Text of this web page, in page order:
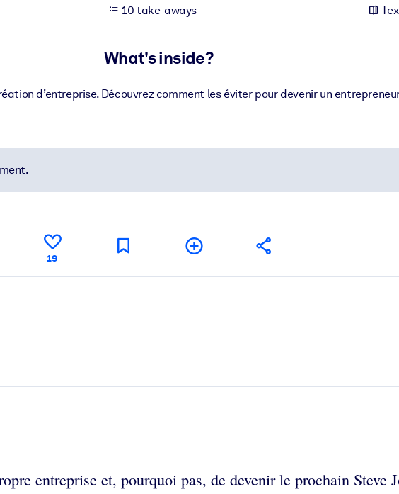
10 take-aways
What's inside?
d’entreprise. Découvrez comment les éviter pour devenir un
19
entreprise et, pourquoi pas, de devenir le prochain